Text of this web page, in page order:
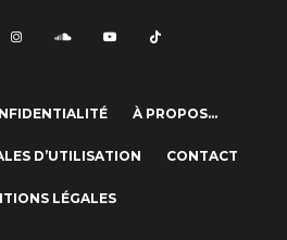
À PROPOS…
D’UTILISATION CONTACT
LÉGALES